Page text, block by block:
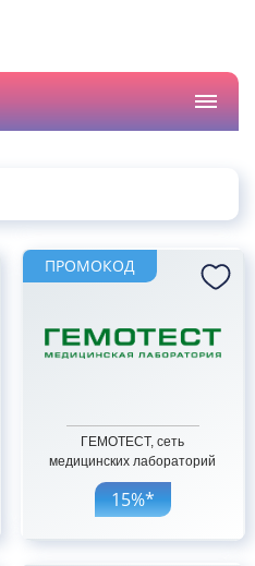
ПРОМОКОД
ГЕМОТЕСТ, сеть
медицинских лабораторий